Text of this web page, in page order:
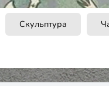
Скульптура